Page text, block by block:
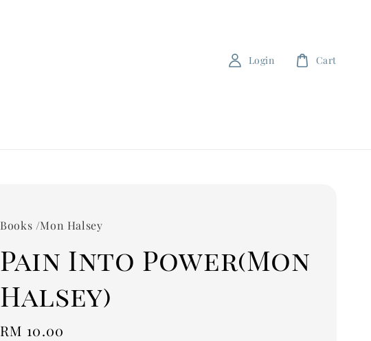
Login Cart
Books /Mon Halsey
Pain Into Power(Mon
Halsey)
Regular
RM 10.00